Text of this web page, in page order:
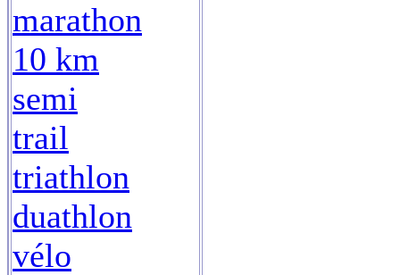
marathon
10 km
semi
trail
triathlon
duathlon
vélo